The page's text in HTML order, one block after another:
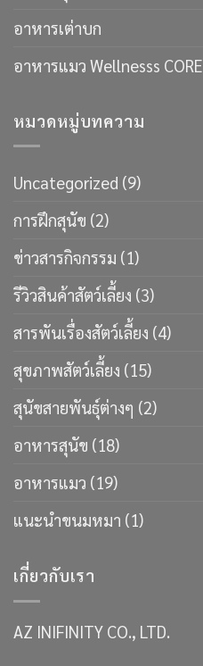
อาหารเต่าบก
อาหารแมว Wellnesss CORE
หมวดหมู่บทความ
Uncategorized (9)
การฝึกสุนัข (2)
ข่าวสารกิจกรรม (1)
รีวิวสินค้าสัตว์เลี้ยง (3)
สารพันเรื่องสัตว์เลี้ยง (4)
สุขภาพสัตว์เลี้ยง (15)
สุนัขสายพันธ์ุต่างๆ (2)
อาหารสุนัข (18)
อาหารแมว (19)
แนะนำขนมหมา (1)
เกี่ยวกับเรา
AZ INIFINITY CO., LTD.